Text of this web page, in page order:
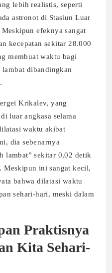
lebih realistis, seperti
astronot di Stasiun Luar
efeknya sangat
kecepatan sekitar 28.000
membuat waktu bagi
dibandingkan
Krikalev, yang
luar angkasa selama
waktu akibat
dia sebenarnya
lambat” sekitar 0,02 detik
Meskipun ini sangat kecil,
bahwa dilatasi waktu
sehari-hari, meski dalam
Praktisnya
Kita Sehari-